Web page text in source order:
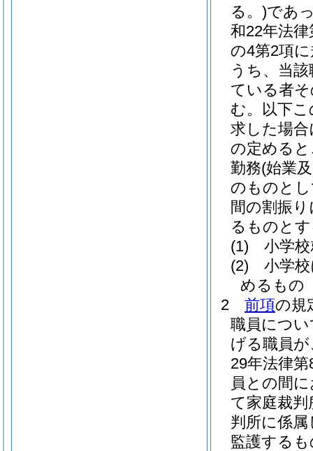
る。)であ
和22年法律
の4第2項
うち、当
ている者
む。以下
求した場
の定める
勤務(始業
のものと
間の割振
るものと
(1)
小学
(2)
小学
めるもの
2
前項の規
職員につ
げる職員
29年法律第
員との間
て家庭裁
判所に係
監護する